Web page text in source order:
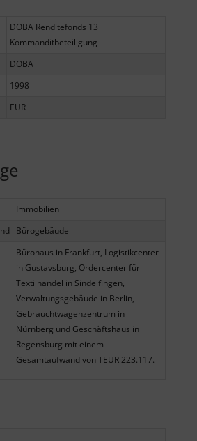
DOBA Renditefonds 13
Kommanditbeteiligung
DOBA
1998
EUR
Immobilien
Bürogebäude
Bürohaus in Frankfurt, Logistikcenter
in Gustavsburg, Ordercenter für
Textilhandel in Sindelfingen,
Verwaltungsgebäude in Berlin,
Gebrauchtwagenzentrum in
Nürnberg und Geschäftshaus in
Regensburg mit einem
Gesamtaufwand von TEUR 223.117.